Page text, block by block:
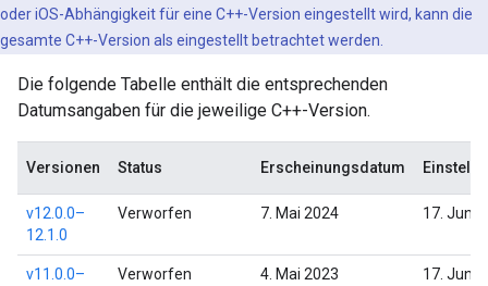
oder iOS-Abhängigkeit für eine C++-Version eingestellt wird, kann die
gesamte C++-Version als eingestellt betrachtet werden.
Die folgende Tabelle enthält die entsprechenden
Datumsangaben für die jeweilige C++-Version.
Versionen Status Erscheinungsdatum
v12.0.0–
12.1.0
Verworfen 7. Mai 2024 17. Juni
v11.0.0–
Verworfen 4. Mai 2023 17. Juni